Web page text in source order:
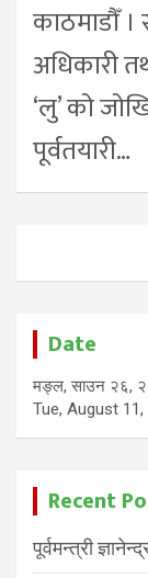
काठमाडौँ ।
अधिकारी
‘लु’ को
पूर्वतयारी…
Date
मङ्ल, साउन २६,
Tue, August 11,
Recent
पूर्वमन्त्री